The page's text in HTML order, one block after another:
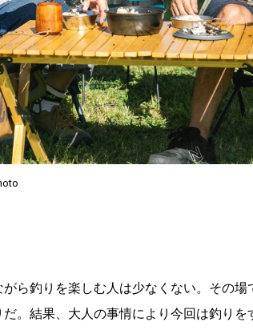
ら釣りを楽しむ人は少なくない。その
。結果、大人の事情により今回は釣り